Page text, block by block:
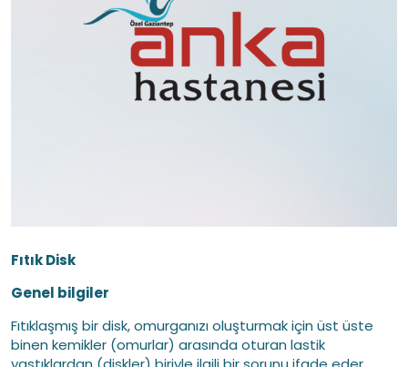
Fıtık Disk
Genel bilgiler
Fıtıklaşmış bir disk, omurganızı oluşturmak için üst üste
binen kemikler (omurlar) arasında oturan lastik